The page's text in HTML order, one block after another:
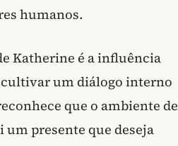
humanos.
Katherine é a influência
cultivar um diálogo interno
que o ambiente de
um presente que deseja